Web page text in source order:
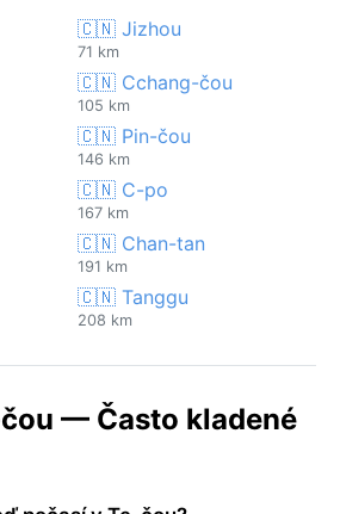
🇨🇳 Jizhou
71 km
🇨🇳 Cchang-čou
105 km
🇨🇳 Pin-čou
146 km
🇨🇳 C-po
167 km
🇨🇳 Chan-tan
191 km
🇨🇳 Tanggu
208 km
— Často kladené